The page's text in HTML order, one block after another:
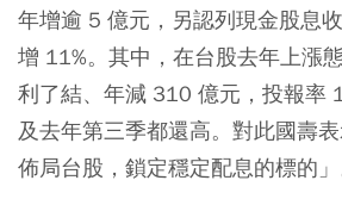
年增逾 5 億元，另認列現金股息
增 11%。其中，在台股去年上漲
利了結、年減 310 億元，投報率
及去年第三季都還高。對此國壽
佈局台股，鎖定穩定配息的標的」